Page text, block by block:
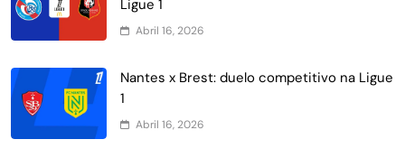
Ligue 1
Abril 16, 2026
Nantes x Brest: duelo competitivo na Ligue
1
Abril 16, 2026